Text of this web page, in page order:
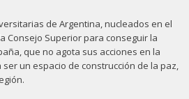
de Argentina, nucleados en el
Consejo Superior para conseguir la
que no agota sus acciones en la
un espacio de construcción de la paz,